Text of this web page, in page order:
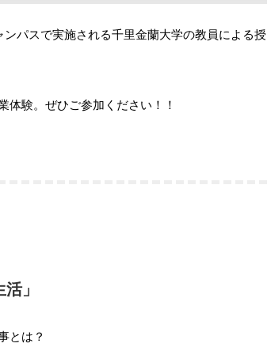
パスで実施される千里金蘭大学の教員による授
体験。ぜひご参加ください！！
」
とは？